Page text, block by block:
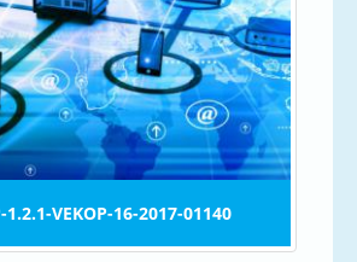
1.2.1-VEKOP-16-2017-01140